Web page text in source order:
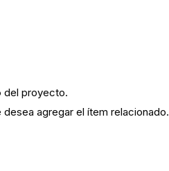
del proyecto.
agregar el ítem relacionado.